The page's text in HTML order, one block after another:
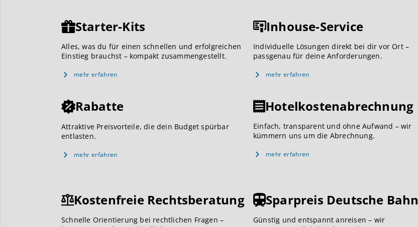
Starter-Kits
Alles, was du für einen schnellen und erfolgreichen
Einstieg brauchst – kompakt zusammengestellt.
mehr erfahren
Inhouse-Service
Individuelle Lösungen direkt bei dir vor Ort –
passgenau für deine Anforderungen.
mehr erfahren
Rabatte
Attraktive Preisvorteile, die dein Budget spürbar
entlasten.
mehr erfahren
Hotelkostenabrechnung
Einfach, transparent und ohne Aufwand – wir
kümmern uns um die Abrechnung.
mehr erfahren
Kostenfreie Rechtsberatung
Schnelle Orientierung bei rechtlichen Fragen –
Sparpreis Deutsche Bahn
Günstig und entspannt anreisen – wir